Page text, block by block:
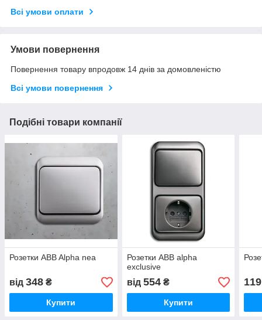
Всі умови оплати
Умови повернення
Повернення товару впродовж 14 днів за домовленістю
Всі умови повернення
Подібні товари компанії
Розетки ABB Alpha nea
від 348 ₴
Купити
Розетки ABB alpha
exclusive
від 554₴
Купити
119